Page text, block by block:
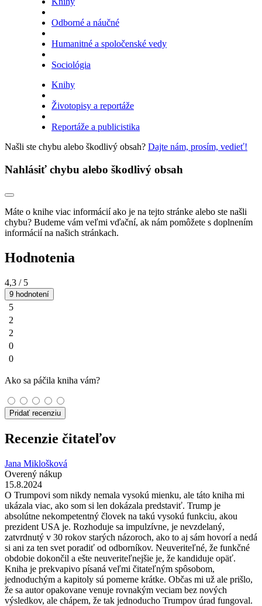
Odborné a náučné
Humanitné a spoločenské vedy
Sociológia
Knihy
Životopisy a reportáže
Reportáže a publicistika
Našli ste chybu alebo škodlivý obsah? Dajte nám, prosím, vedieť!
Nahlásiť chybu alebo škodlivý obsah
Máte o knihe viac informácií ako je na tejto stránke alebo ste našli
chybu? Budeme vám veľmi vďační, ak nám pomôžete s doplnením
informácií na našich stránkach.
Hodnotenia
4,3 / 5
9 hodnotení
5
2
2
0
0
Ako sa páčila kniha vám?
Pridať recenziu
Recenzie čitateľov
Jana Miklošková
Overený nákup
15.8.2024
O Trumpovi som nikdy nemala vysokú mienku, ale táto kniha mi
ukázala viac, ako som si len dokázala predstaviť. Trump je
absolútne nekompetentný človek na takú vysokú funkciu, akou
prezident USA je. Rozhoduje sa impulzívne, je nevzdelaný,
zatvrdnutý v 30 rokov starých názoroch, ako to aj sám hovorí a nedá
si ani za ten svet poradiť od odborníkov. Neuveriteľné, že funkčné
obdobie dokončil a ešte neuveriteľnejšie je, že kandiduje opäť.
Kniha je prekvapivo písaná veľmi čitateľným spôsobom,
jednoduchým a kapitoly sú pomerne krátke. Občas mi už ale prišlo,
že sa autor opakovane venuje rovnakým veciam bez nových
výsledkov, ale chápem, že tak jednoducho Trumpov úrad fungoval.